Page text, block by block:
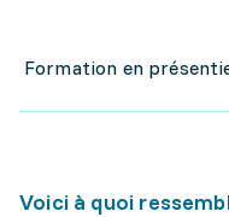
Formation en
Voici à quoi